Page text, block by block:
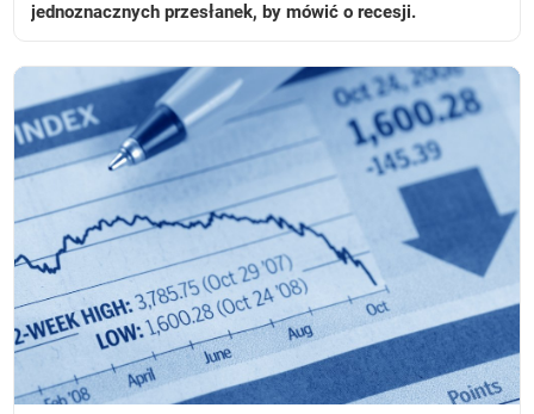
jednoznacznych przesłanek, by mówić o recesji.